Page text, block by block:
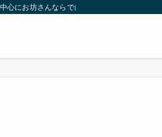
にお坊さんならではの視点から調査・推理